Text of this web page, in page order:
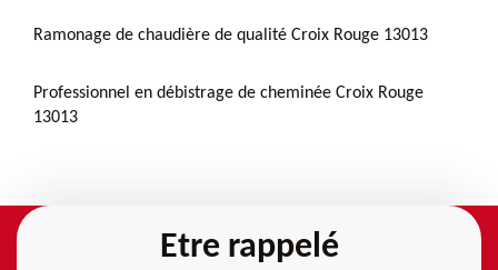
Ramonage de chaudière de qualité Croix Rouge 13013
Professionnel en débistrage de cheminée Croix Rouge
13013
Etre rappelé